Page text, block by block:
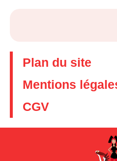
Plan du site
Mentions
CGV